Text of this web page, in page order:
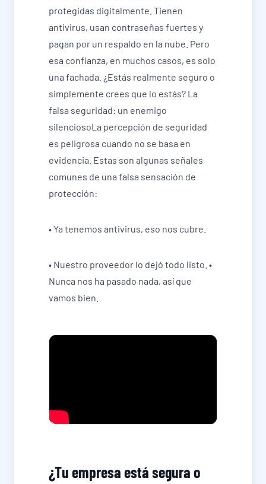
protegidas digitalmente. Tienen
antivirus, usan contraseñas fuertes y
pagan por un respaldo en la nube. Pero
esa confianza, en muchos casos, es solo
una fachada. ¿Estás realmente seguro o
simplemente crees que lo estás? La
falsa seguridad: un enemigo
silenciosoLa percepción de seguridad
es peligrosa cuando no se basa en
evidencia. Estas son algunas señales
comunes de una falsa sensación de
protección:
• Ya tenemos antivirus, eso nos cubre.
• Nuestro proveedor lo dejó todo listo. •
Nunca nos ha pasado nada, así que
vamos bien.
¿Tu empresa está segura o